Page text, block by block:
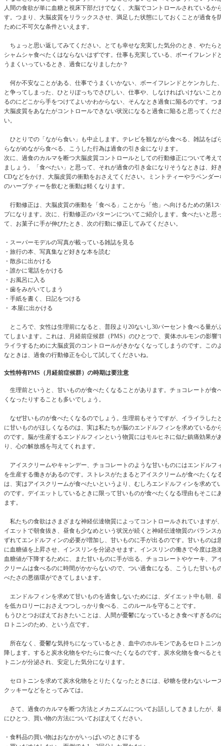
人間の食欲が単に血糖と視床下部だけでなく、大脳でコントロールされているか
す。つまり、大脳皮質をリラックスさせ、満足した状態にしておくことが過食を
ために不可欠な条件といえます。
ちょっと思い返してみてください。とても幸せな充実した気分のとき、やたら
シャムシャ食べたくはならないはずです。仕事も充実している、ボーイフレンド
うまくいっているとき、過食になりましたか？
何か不安なことがある、仕事でうまくいかない、ボーイフレンドとケンカした
と争ってしまった、ひとりぽっちでさびしい、仕事や、しなければいけないこと
るのにどこから手をつけてよいかわからない、そんなとき過食に陥るのです。つ
大脳皮質をあなたがコントロールできない状況になると過食に陥ると思ってくだ
い。
ひとりでの「ながら食い」も中止します。テレビを観ながら食べる、雑誌をば
らながめながら食べる、こうした行為は過食の引き金になります。
次に、過食のカルマを断つ大脳皮質コントロールとしての行動修正について考え
ましょう。「食べたい」と思って、それが過食の引き金になりそうなときは、好
CDなどをかけ、大脳皮質の衝動をおさえてください。ミントティーやラベンダー
のハーブティーを飲むと衝動は軽くなります。
行動修正は、大脳皮質の衝動を「食べる」ことから「他」へ向けるための第1
プになります。次に、行動修正のパターンについてご紹介します。食べたいと思
て、お菓子に手が伸びたとき、次の行動に修正してみてください。
・スーパーモデルの写真が載っている雑誌を見る
・旅行の本、写真集など好きな本を読む
・散歩に出かける
・誰かに電話をかける
・お風呂に入る
・歯をみがいてしまう
・手紙を書く、日記をつける
・ 本屋に出かける
ところで、女性は生理前になると、普段より20ないし30パーセント食べる量が
てしまいます。これは、月経前症候群（PMS）のひとつで、黄体ホルモンの影響
ライラするために大脳皮質のコントロールがきかなくなってしまうのです。この
なときは、過食の行動修正を心して試してくださいね。
女性特有PMS（月経前症候群）の時期は要注意
生理前というと、甘いものが食べたくなることがあります。チョコレートが食
くなったりすることも多いでしょう。
なぜ甘いものが食べたくなるのでしょう。生理前もそうですが、イライラした
に甘いものがほしくなるのは、実は私たちが脳のエンドルフィンを求めているか
のです。脳が生産するエンドルフィンという物質にはモルヒネに似た鎮痛効果が
り、心の解放感を与えてくれます。
アイスクリームやキャンデー、チョコレートのような甘いものにはエンドルフ
を生産する働きがあるのです。ストレスがたまるとアイスクリームが食べたくな
は、実はアイスクリームが食べたいというより、むしろエンドルフィンを求めて
のです。デイエットしているときに限って甘いものが食べたくなる理由もそこに
ます。
私たちの食欲はさまざまな神経伝達物質によってコントロールされていますが
イエットで朝食抜き、昼食も少なめという状況が続くと神経伝達物質のバランス
ずれてエンドルフィンの必要が増加し、甘いものに手が出るのです。甘いものは
に血糖値を上昇させ、インスリンを分泌させます。インスリンの働きで今度は急
血糖値が下降するために、また甘いものに手が出る、チョコレートやケーキ、ア
クリームは食べるのに時間がかからないので、つい過食になる、こうした甘いも
べたさの悪循環ができてしまいます。
エンドルフィンを求めて甘いものを過食しないためには、ダイエット中も朝、
を低カロリーにおさえつつしっかり食べる、このルールを守ることです。
もうひとつおぼえておきたいことは、人間が憂鬱になっているとき食べすぎるの
ロトニンのため、という点です。
所在なく、憂鬱な気持ちになっているとき、血中のホルモンであるセロトニン
降します。すると炭水化物をやたらに食べたくなるのです。炭水化物を食べると
トニンが分泌され、安定した気分になります。
セロトニンを求めて炭水化物をとりたくなったときには、砂糖を使わないレー
クッキーなどをとってみては。
さて、過食のカルマを断つ方法とメカニズムについてお話ししてきましたが、
にひとつ、買い物の方法についておぼえてください。
・食料品の買い物はおなかがいっぱいのときにする